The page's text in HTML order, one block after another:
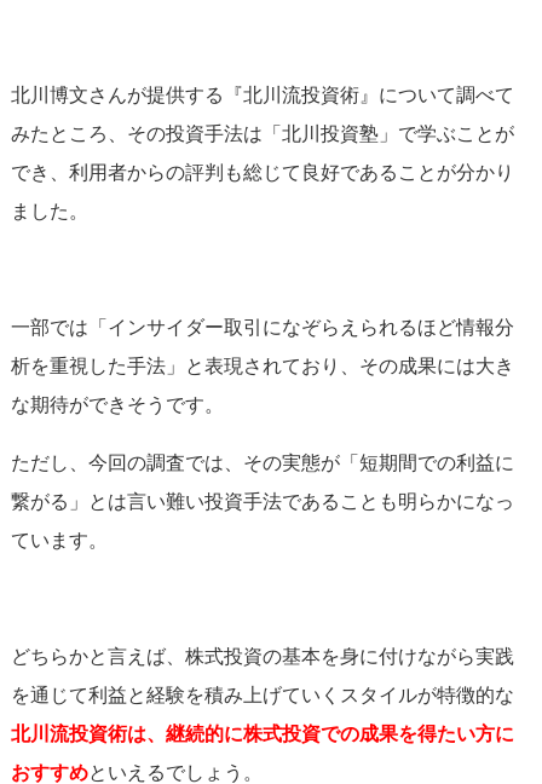
北川博文さんが提供する『北川流投資術』について調べて
みたところ、その投資手法は「北川投資塾」で学ぶことが
でき、利用者からの評判も総じて良好であることが分かり
ました。
一部では「インサイダー取引になぞらえられるほど情報分
析を重視した手法」と表現されており、その成果には大き
な期待ができそうです。
ただし、今回の調査では、その実態が「短期間での利益に
繋がる」とは言い難い投資手法であることも明らかになっ
ています。
どちらかと言えば、株式投資の基本を身に付けながら実践
を通じて利益と経験を積み上げていくスタイルが特徴的な
北川流投資術は、継続的に株式投資での成果を得たい方に
おすすめといえるでしょう。